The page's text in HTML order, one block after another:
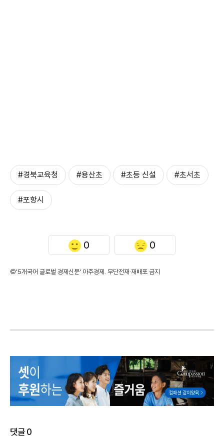
#경북교육청 #용산초 #초등 신설 #초서초
#포항시
0 0
©'5개국어 글로벌 경제신문' 아주경제. 무단전재·재배포 금지
댓글0